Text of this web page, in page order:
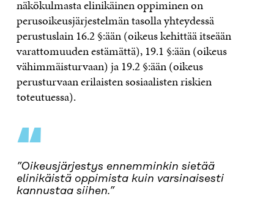
näkökulmasta elinikäinen oppiminen on
perusoikeusjärjestelmän tasolla yhteydessä
perustuslain 16.2 §:ään (oikeus kehittää itseään
varattomuuden estämättä), 19.1 §:ään (oikeus
vähimmäisturvaan) ja 19.2 §:ään (oikeus
perusturvaan erilaisten sosiaalisten riskien
toteutuessa).
“
”Oikeusjärjestys ennemminkin sietää
elinikäistä oppimista kuin varsinaisesti
kannustaa siihen.”